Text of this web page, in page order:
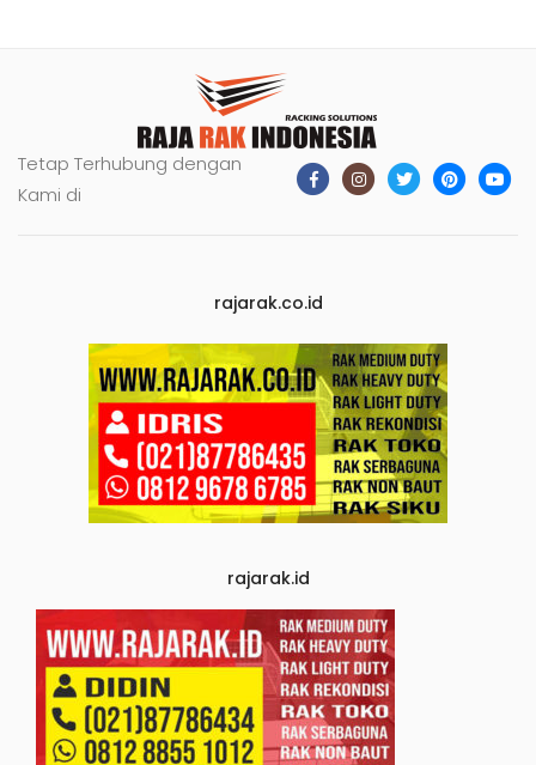
Tetap Terhubung dengan
Kami di
rajarak.co.id
rajarak.id